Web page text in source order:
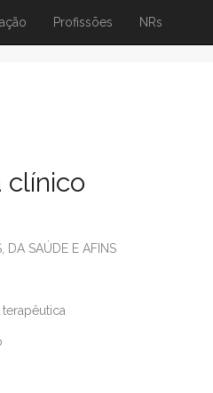
Profissões NRs
clínico
DA SAÚDE E AFINS